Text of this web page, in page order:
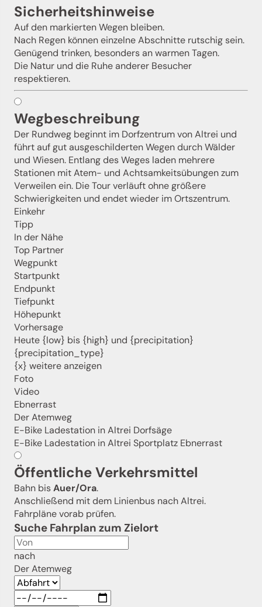
Sicherheitshinweise
Auf den markierten Wegen bleiben.
Nach Regen können einzelne Abschnitte rutschig sein.
Genügend trinken, besonders an warmen Tagen.
Die Natur und die Ruhe anderer Besucher
respektieren.
Wegbeschreibung
Der Rundweg beginnt im Dorfzentrum von Altrei und
führt auf gut ausgeschilderten Wegen durch Wälder
und Wiesen. Entlang des Weges laden mehrere
Stationen mit Atem- und Achtsamkeitsübungen zum
Verweilen ein. Die Tour verläuft ohne größere
Schwierigkeiten und endet wieder im Ortszentrum.
Einkehr
Tipp
In der Nähe
Top Partner
Wegpunkt
Startpunkt
Endpunkt
Tiefpunkt
Höhepunkt
Vorhersage
Heute {low} bis {high} und {precipitation}
{precipitation_type}
{x} weitere anzeigen
Foto
Video
Ebnerrast
Der Atemweg
E-Bike Ladestation in Altrei Dorfsäge
E-Bike Ladestation in Altrei Sportplatz Ebnerrast
Öffentliche Verkehrsmittel
Bahn bisAuer/Ora.
Anschließend mit dem Linienbus nach Altrei.
Fahrpläne vorab prüfen.
Suche Fahrplan zum Zielort
nach
Der Atemweg
Jenesien-Newsletter
Jenesien auch in der Ferne immer ganz nah - mit
Melde dich jetzt an und hol dir die neuesten Infos zu
unserer sanften Ferienregion direkt nach Hause.
Jetzt anmelden!